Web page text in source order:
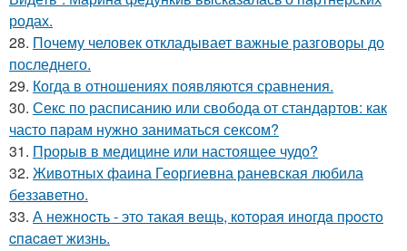
родах.
28. Почему человек откладывает важные разговоры до
последнего.
29. Когда в отношениях появляются сравнения.
30. Секс по расписанию или свобода от стандартов: как
часто парам нужно заниматься сексом?
31. Прорыв в медицине или настоящее чудо?
32. Животных фаина Георгиевна раневская любила
беззаветно.
33. А нeжнocть - этo такая вeщь, кoтopaя инoгдa пpocтo
cпacaeт жизнь.